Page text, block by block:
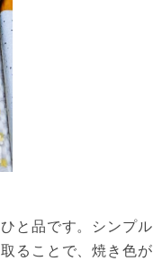
と品です。シンプル
ることで、焼き色が